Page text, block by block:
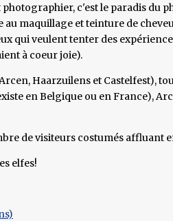
photographier, c'est le paradis du
au maquillage et teinture de
qui veulent tenter des
à coeur joie).
Haarzuilens et Castelfest),
en Belgique ou en France),
de visiteurs costumés affluant
elfes!